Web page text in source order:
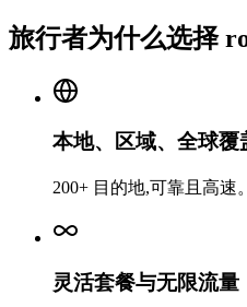
旅行者为什么选择
本地、区域、全球覆
200+ 目的地,可靠且高速。
灵活套餐与无限流量